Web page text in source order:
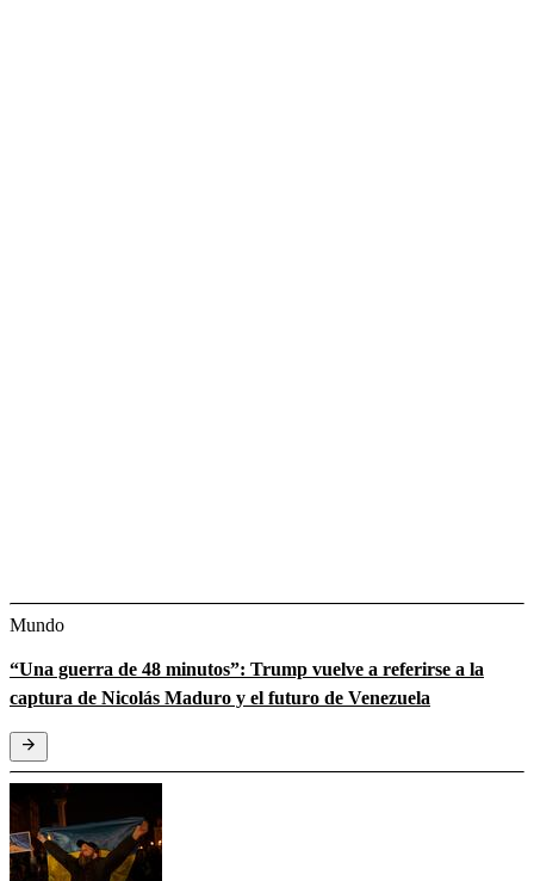
Mundo
“Una guerra de 48 minutos”: Trump vuelve a referirse a la
captura de Nicolás Maduro y el futuro de Venezuela